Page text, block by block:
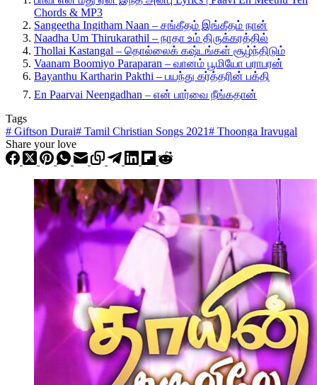
Chords & MP3
Sangeetha Ingitham Naan – சங்கீதம் இங்கீதம் நான்
Naadha Um Thirukarathil – நாதா உம் திருக்கரத்தில்
Thollai Kastangal – தொல்லைக் கஷ்டங்கள் சூழ்ந்திடும்
Vaanam Boomiyo Paraparan – வானம் பூமியோ பராபரன்
Bayanthu Kartharin Pakthi – பயந்து கர்த்தரின் பக்தி
En Paarvai Neengadhan – என் பார்வை நீங்கதான்
Tags
# Giftson Durai# Tamil Christian Songs 2021# Thoonga Iravugal
Share your love